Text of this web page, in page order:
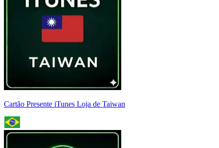
Cartão Presente iTunes Loja de Taiwan